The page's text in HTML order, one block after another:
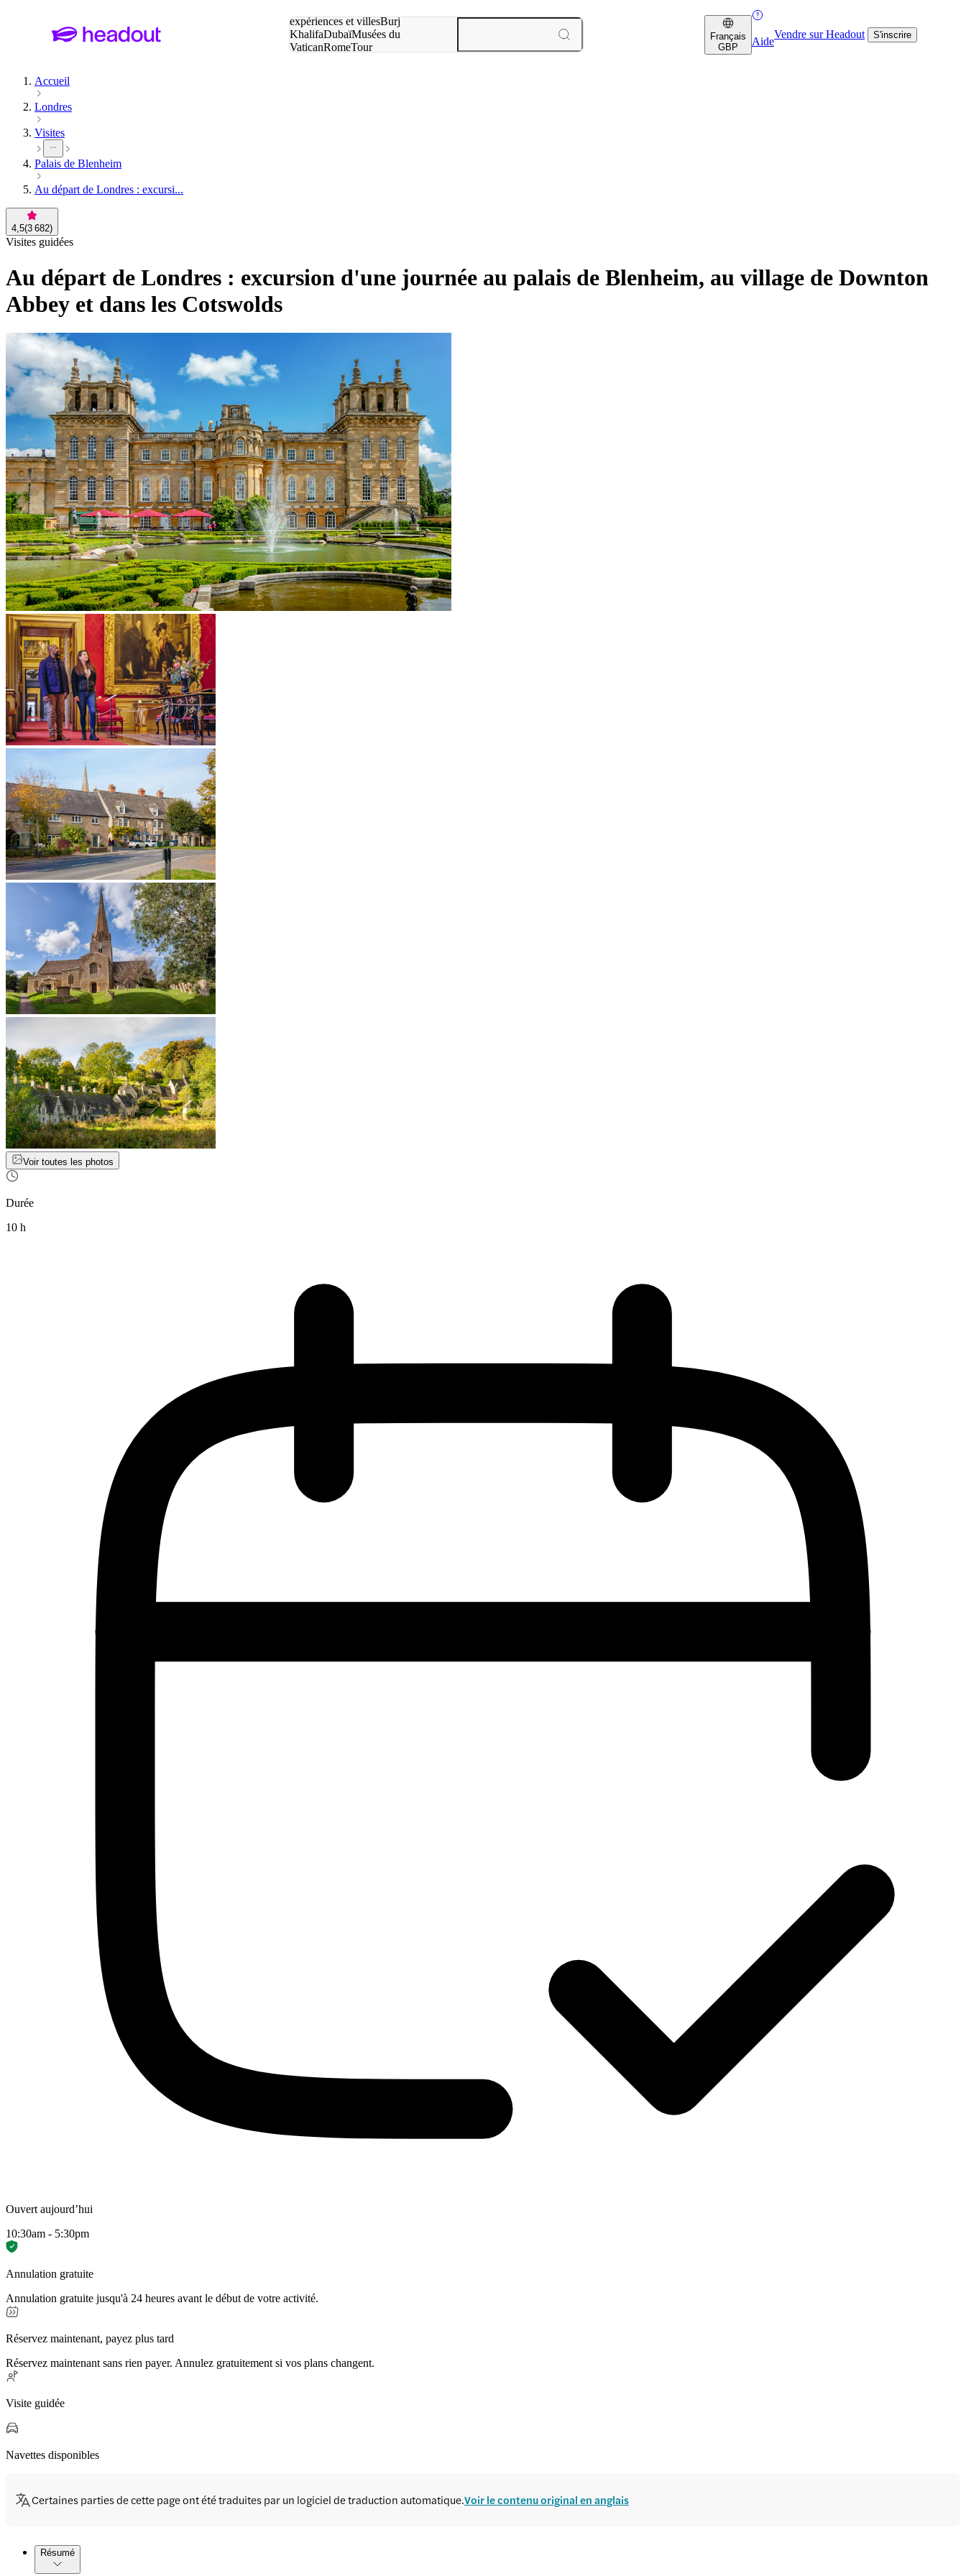
expériences et villesBurj
KhalifaDubaïMusées du
VaticanRomeTour
Français
GBP
Aide
Vendre sur Headout S'inscrire
Accueil
Londres
Visites
Palais de Blenheim
Au départ de Londres : excursi...
4,5(3 682)
Visites guidées
Au départ de Londres : excursion d'une journée au palais de Blenheim, au village de Downton
Abbey et dans les Cotswolds
Voir toutes les photos
Durée
10 h
Ouvert aujourd’hui
10:30am - 5:30pm
Annulation gratuite
Annulation gratuite jusqu'à 24 heures avant le début de votre activité.
Réservez maintenant, payez plus tard
Réservez maintenant sans rien payer. Annulez gratuitement si vos plans changent.
Visite guidée
Navettes disponibles
Certaines parties de cette page ont été traduites par un logiciel de traduction automatique.Voir le contenu original en anglais
Résumé